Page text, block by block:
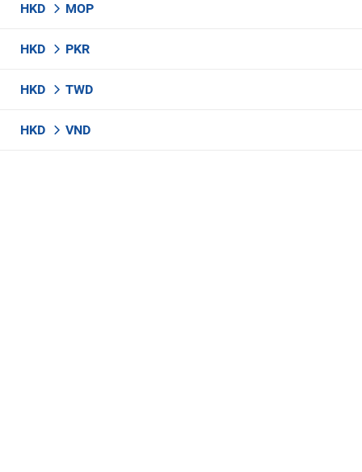
HKD MOP
HKD PKR
HKD TWD
HKD VND